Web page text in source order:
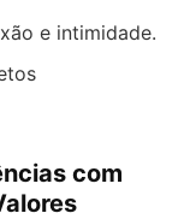
e intimidade.
com